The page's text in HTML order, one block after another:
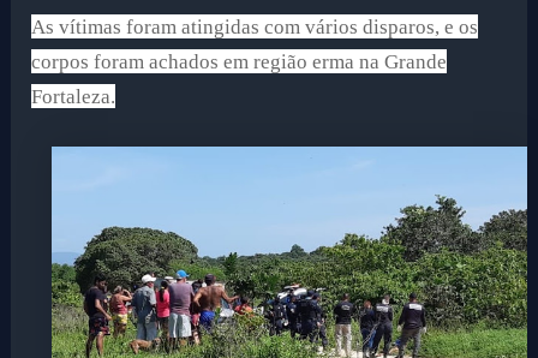
As vítimas foram atingidas com vários disparos, e os
corpos foram achados em região erma na Grande
Fortaleza.